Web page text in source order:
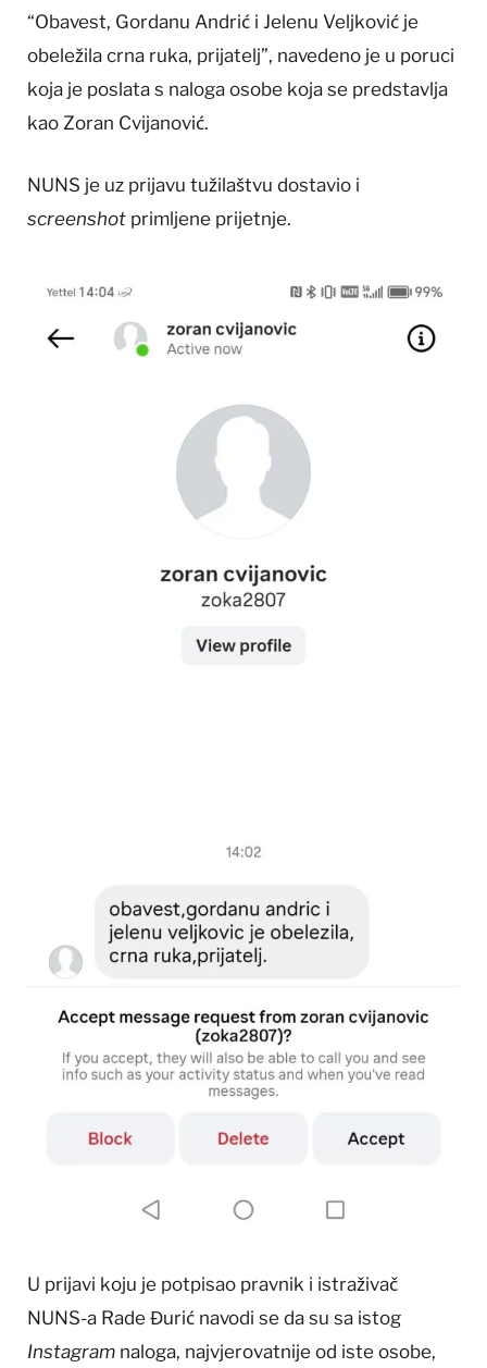
“Obavest, Gordanu Andrić i Jelenu Veljković je
obeležila crna ruka, prijatelj”, navedeno je u poruci
koja je poslata s naloga osobe koja se predstavlja
kao Zoran Cvijanović.
NUNS je uz prijavu tužilaštvu dostavio i
screenshot primljene prijetnje.
U prijavi koju je potpisao pravnik i istraživač
NUNS-a Rade Đurić navodi se da su sa istog
Instagram naloga, najvjerovatnije od iste osobe,